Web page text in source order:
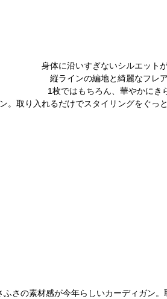
身体に沿いすぎないシルエット
縦ラインの編地と綺麗なフレ
1枚ではもちろん、華やかにき
。取り入れるだけでスタイリングをぐ
ふさの素材感が今年らしいカーディガン